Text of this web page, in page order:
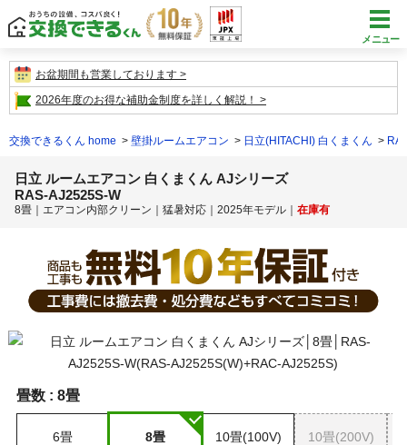
メニュー
お盆期間も営業しております
2026年度のお得な補助金制度を詳しく解説！
交換できるくん home 壁掛ルームエアコン 日立(HITACHI) 白くまくん
日立 ルームエアコン 白くまくん AJシリーズ
RAS-AJ2525S-W
8畳｜エアコン内部クリーン｜猛暑対応｜2025年モデル｜ 在庫有
畳数 : 8畳
6畳 8畳 10畳(100V) 10畳(200V)